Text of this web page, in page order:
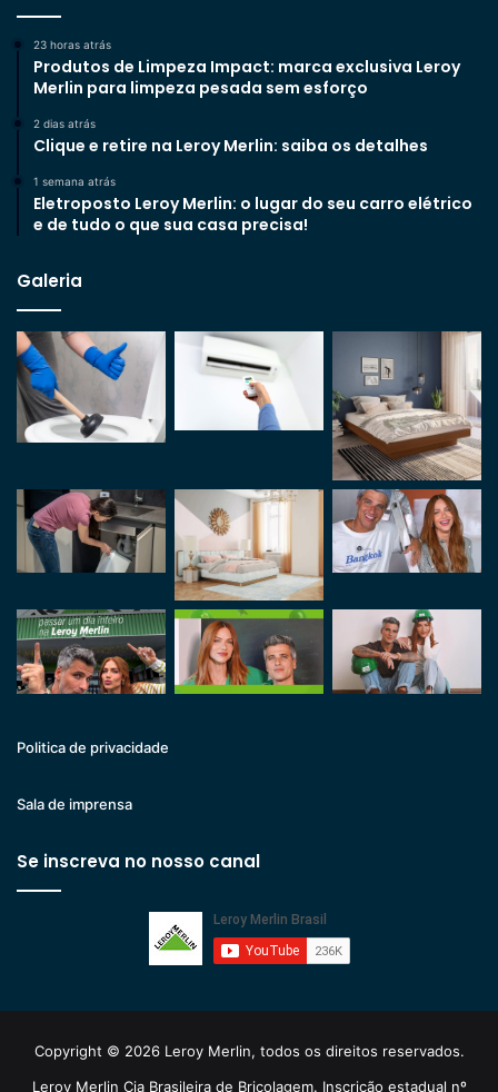
23 horas atrás
Produtos de Limpeza Impact: marca exclusiva Leroy
Merlin para limpeza pesada sem esforço
2 dias atrás
Clique e retire na Leroy Merlin: saiba os detalhes
1 semana atrás
Eletroposto Leroy Merlin: o lugar do seu carro elétrico
e de tudo o que sua casa precisa!
Galeria
Politica de privacidade
Sala de imprensa
Se inscreva no nosso canal
Copyright © 2026 Leroy Merlin, todos os direitos reservados.
Leroy Merlin Cia Brasileira de Bricolagem. Inscrição estadual nº